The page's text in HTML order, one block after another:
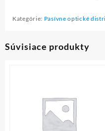
Kategórie: Pasívne optické
Súvisiace produkty